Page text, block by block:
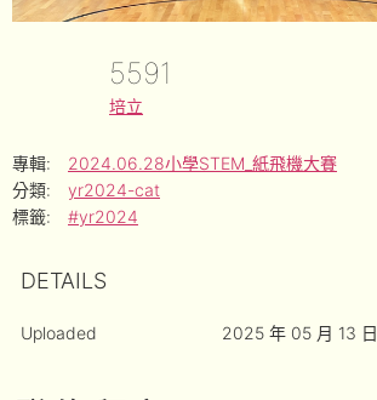
5591
培立
專輯:
2024.06.28小學STEM_紙飛機大賽
分類:
yr2024-cat
標籤:
#yr2024
DETAILS
Uploaded 2025 年 05 月 13 日